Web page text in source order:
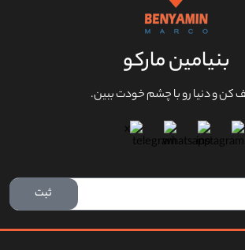
بنیامین مارکو
کن و‌ دنیا رو‌ با چشم‌ خودت ببین.
ثبت